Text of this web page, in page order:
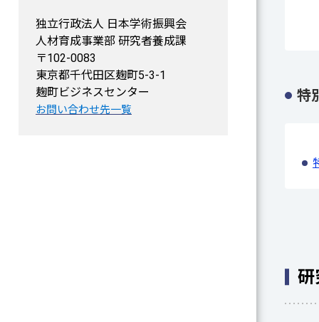
独立行政法人 日本学術振興会
人材育成事業部 研究者養成課
〒102-0083
東京都千代田区麹町5-3-1
麹町ビジネスセンター
お問い合わせ先一覧
特
研